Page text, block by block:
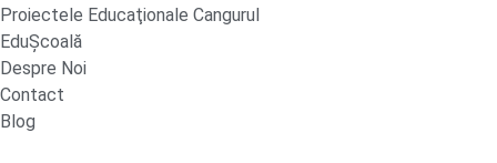
Proiectele Educaţionale Cangurul
EduȘcoală
Despre Noi
Contact
Blog